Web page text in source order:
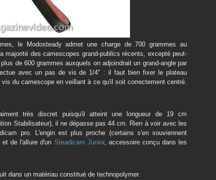
le Modosteady admet une charge de 700 grammes au
majorité des camescopes grand-publics récents, excepté peut-
de 600 grammes auxquels on adjoindrait un grand-angle par
avec un pas de vis de 1/4" : il faut bien fixer le plateau
du camescope en veillant à ce qu'il soit correctement centré.
très discret puisqu'il atteint une longueur de 19 cm
Stabilisateur), il ne dépasse pas 44 cm. Rien à voir avec les
pro. L'engin est plus proche (certains s'en souviennent
et de l'allure d'un Steadicam Junior, accessoire conçu dans les
dans un matériau constitué de technopolymer.